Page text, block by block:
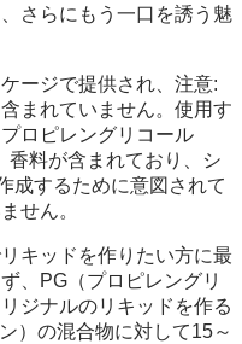
さらにもう一口を誘う魅
ージで提供され、注意:
まれていません。使用す
ロピレングリコール
香料が含まれており、シ
成するために意図されて
せん。
キッドを作りたい方に最
、PG（プロピレングリ
ジナルのリキッドを作る
）の混合物に対して15～